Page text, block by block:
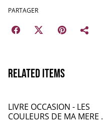
PARTAGER
Related items
LIVRE OCCASION - LES
COULEURS DE MA MERE -